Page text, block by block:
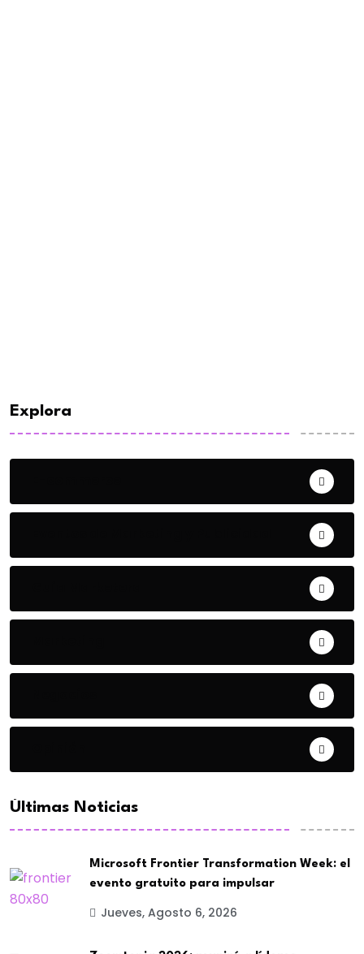
Explora
Últimas Noticias
Microsoft Frontier Transformation Week: el
evento gratuito para impulsar
Jueves, Agosto 6, 2026